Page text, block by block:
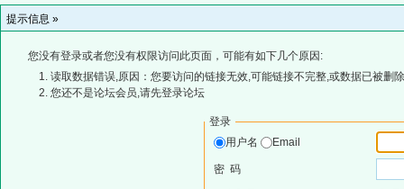
提示信息 »
您没有登录或者您没有权限访问此页面，可能有如下几个原因:
读取数据错误,原因：您要访问的链接无效,可能链接不完整,或数据已被删
您还不是论坛会员,请先登录论坛
登录
用户名
Email
密 码